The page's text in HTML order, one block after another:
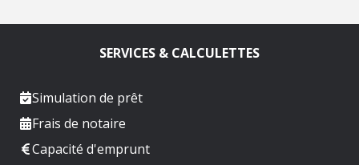
SERVICES & CALCULETTES
Simulation de prêt
Frais de notaire
Capacité d'emprunt